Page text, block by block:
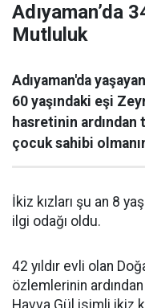
Adıyaman’da
Mutluluk
Adıyaman'da
60 yaşındaki eşi
hasretinin
çocuk sahibi
İkiz kızları şu an 8
ilgi odağı oldu.
42 yıldır evli olan
özlemlerinin
Havva Gül isimli ikiz